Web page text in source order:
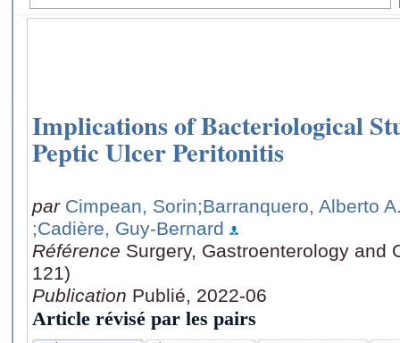
Implications of Bacteriological
Peptic Ulcer Peritonitis
par Cimpean, Sorin;Barranquero, Alberto
;Cadière, Guy-Bernard
Référence Surgery, Gastroenterology and
121)
Publication Publié, 2022-06
Article révisé par les pairs